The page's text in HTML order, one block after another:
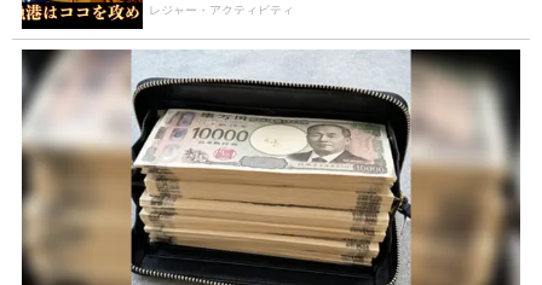
レジャー・アクティビティ